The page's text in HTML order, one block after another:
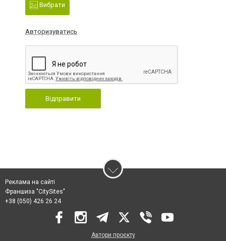
Вибрати
Авторизуватись
Відправити
Реклама на сайті
Франшиза "CitySites"
+38 (050) 426 26 24
Автори проєкту